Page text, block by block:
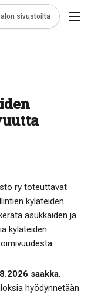
sivustoilta
ry toteuttavat
kyläteiden
asukkaiden ja
kyläteiden
saakka
hyödynnetään